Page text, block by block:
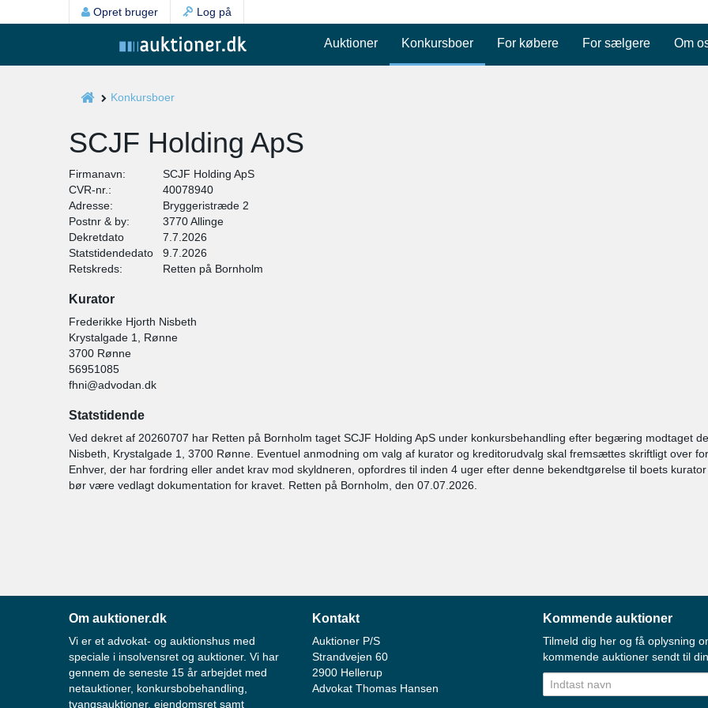
Opret bruger Log på
Auktioner Konkursboer For købere For sælgere Om
Konkursboer
SCJF Holding ApS
Firmanavn:
SCJF Holding ApS
CVR-nr.:
40078940
Adresse:
Bryggeristræde 2
Postnr & by:
3770 Allinge
Dekretdato
7.7.2026
Statstidendedato
9.7.2026
Retskreds:
Retten på Bornholm
Kurator
Frederikke Hjorth Nisbeth
Krystalgade 1, Rønne
3700 Rønne
56951085
fhni@advodan.dk
Statstidende
Ved dekret af 20260707 har Retten på Bornholm taget SCJF Holding ApS under konkursbehandling efter begæring modtaget
Nisbeth, Krystalgade 1, 3700 Rønne. Eventuel anmodning om valg af kurator og kreditorudvalg skal fremsættes skriftligt over
Enhver, der har fordring eller andet krav mod skyldneren, opfordres til inden 4 uger efter denne bekendtgørelse til boets
bør være vedlagt dokumentation for kravet. Retten på Bornholm, den 07.07.2026.
Om auktioner.dk
Vi er et advokat- og auktionshus med
speciale i insolvensret og auktioner. Vi har
gennem de seneste 15 år arbejdet med
netauktioner, konkursbobehandling,
tvangsauktioner, ejendomsret samt
Kontakt
Auktioner P/S
Strandvejen 60
2900 Hellerup
Advokat Thomas Hansen
Kommende auktioner
Tilmeld dig her og få oplysning
kommende auktioner sendt til